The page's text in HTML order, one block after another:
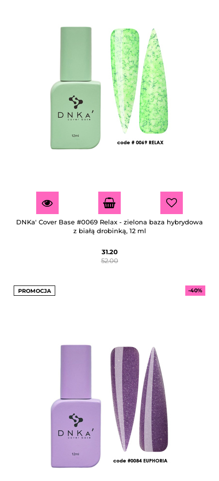
DNKa' Cover Base #0069 Relax - zielona baza hybrydowa
z białą drobinką, 12 ml
31.20
52.00
PROMOCJA -40%